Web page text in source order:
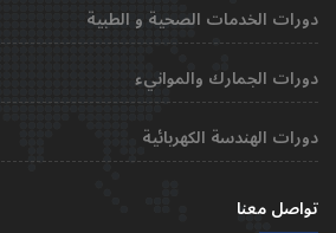
دورات الخدمات الصحية و الطبية
دورات الجمارك والموانيء
دورات الهندسة الكهربائية
تواصل معنا